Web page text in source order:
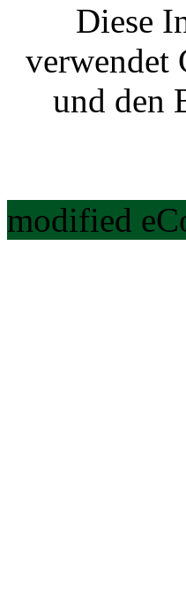
Diese
verwendet
und den
modified